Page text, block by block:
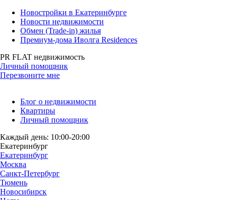
Новостройки в Екатеринбурге
Новости недвижимости
Обмен (Trade-in) жилья
Премиум-дома Иволга Residences
PR FLAT недвижимость
Личный помощник
Перезвоните мне
Блог о недвижимости
Квартиры
Личный помощник
Каждый день: 10:00-20:00
Екатеринбург
Екатеринбург
Москва
Санкт-Петербург
Тюмень
Новосибирск